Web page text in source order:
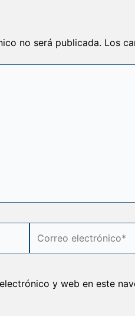
no será publicada. Los
electrónico*
y web en este